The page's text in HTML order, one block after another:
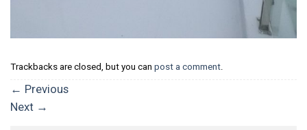
Trackbacks are closed, but you can post a comment.
← Previous
Next →